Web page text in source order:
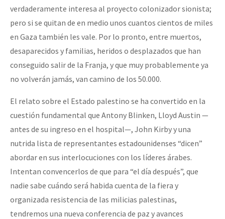
verdaderamente interesa al proyecto colonizador sionista;
pero si se quitan de en medio unos cuantos cientos de miles
en Gaza también les vale. Por lo pronto, entre muertos,
desaparecidos y familias, heridos o desplazados que han
conseguido salir de la Franja, y que muy probablemente ya
no volverán jamás, van camino de los 50.000.
El relato sobre el Estado palestino se ha convertido en la
cuestión fundamental que Antony Blinken, Lloyd Austin —
antes de su ingreso en el hospital—, John Kirby y una
nutrida lista de representantes estadounidenses “dicen”
abordar en sus interlocuciones con los líderes árabes.
Intentan convencerlos de que para “el día después”, que
nadie sabe cuándo será habida cuenta de la fiera y
organizada resistencia de las milicias palestinas,
tendremos una nueva conferencia de paz y avances